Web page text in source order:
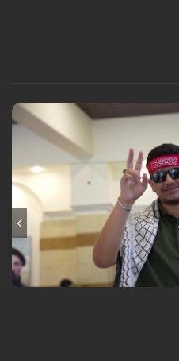
شجاعٌ للحياة تحت وطأة الحرب،
التفجيرات والدمار، فنرى